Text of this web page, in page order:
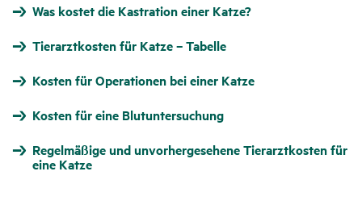
Was kostet die Kastration einer Katze?
Tierarztkosten für Katze – Tabelle
Kosten für Operationen bei einer Katze
Kosten für eine Blutuntersuchung
Regelmäßige und unvorhergesehene Tierarztkosten für
eine Katze